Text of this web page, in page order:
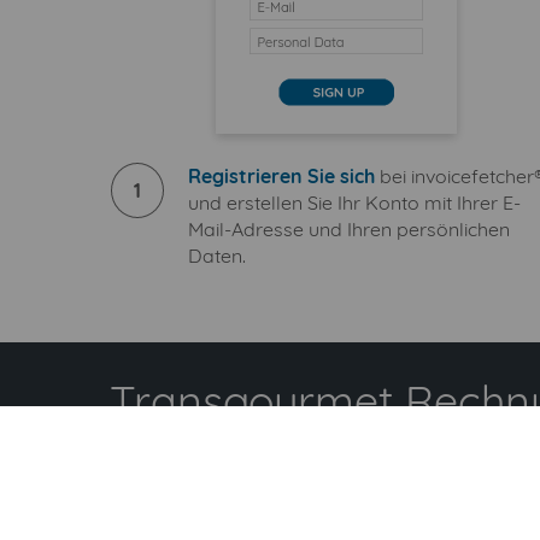
1
Registrieren Sie sich bei
und erstellen Sie Ihr Konto mit Ihrer E-
Mail-Adresse und Ihren persönlichen
Daten.
Transgourmet